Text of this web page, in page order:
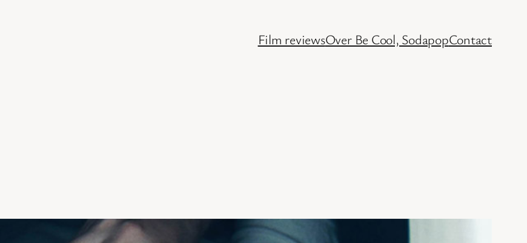
Film reviewsOver Be Cool, SodapopContact